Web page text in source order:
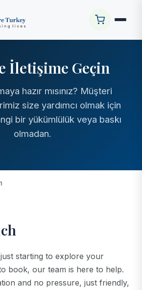
İletişime Geçin
hazır mısınız? Müşteri
size yardımcı olmak için
bir yükümlülük veya baskı
olmadan.
starting to explore your
book, our team is here to help.
and no pressure, just friendly,